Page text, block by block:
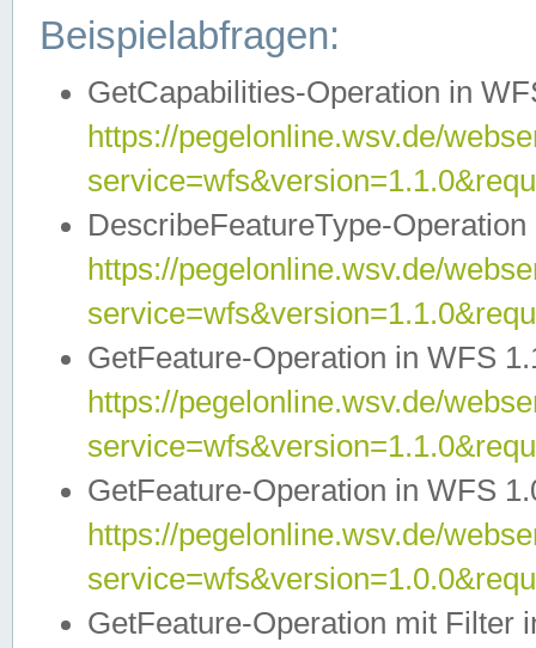
Beispielabfragen:
GetCapabilities-Operation in
https://pegelonline.wsv.de/
DescribeFeatureType-
https://pegelonline.wsv.de/
GetFeature-Operation in WFS
https://pegelonline.wsv.de/
GetFeature-Operation in WFS
https://pegelonline.wsv.de/
GetFeature-Operation mit Filter